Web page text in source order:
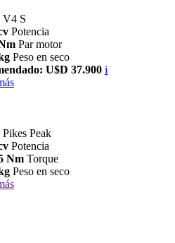
V4 S
Potencia
Par motor
Peso en seco
U$D 37.900 i
Peak
Potencia
Nm Torque
Peso en seco